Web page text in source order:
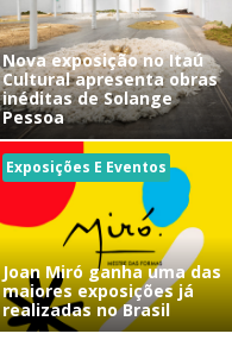
Nova exposição no Itaú
Cultural apresenta obras
inéditas de Solange
Pessoa
Exposições E Eventos
Joan Miró ganha uma das
maiores exposições já
realizadas no Brasil